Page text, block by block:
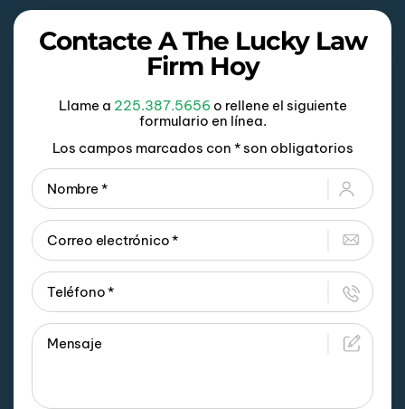
Contacte A The Lucky Law
Firm Hoy
Llame a 225.387.5656 o rellene el siguiente
formulario en línea.
Los campos marcados con * son obligatorios